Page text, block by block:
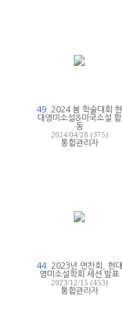
49.
2024 봄 학술대회 현
대영미소설&미국소설 합
동
2024/04/28 (375)
통합관리자
44. 2023년 연찬회, 현대
영미소설학회 세션 발표
2023/12/15 (453)
통합관리자